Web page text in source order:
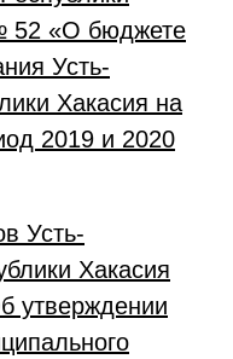
52 «О бюджете
Усть-
Хакасия на
2019 и 2020
Усть-
Хакасия
утверждении